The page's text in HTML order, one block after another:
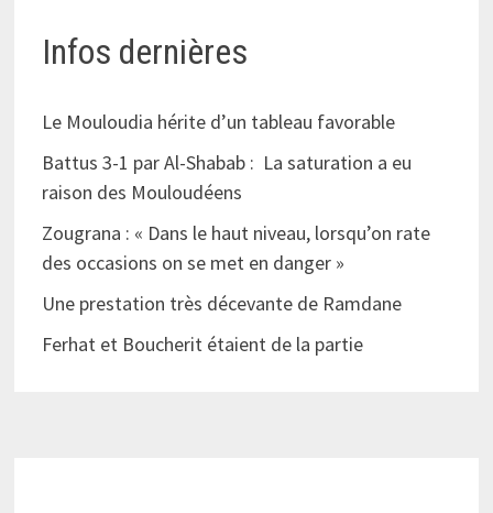
Infos dernières
Le Mouloudia hérite d’un tableau favorable
Battus 3-1 par Al-Shabab : La saturation a eu
raison des Mouloudéens
Zougrana : « Dans le haut niveau, lorsqu’on rate
des occasions on se met en danger »
Une prestation très décevante de Ramdane
Ferhat et Boucherit étaient de la partie